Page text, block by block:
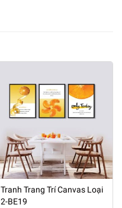
Tranh Trang Trí Canvas Loại
2-BE19